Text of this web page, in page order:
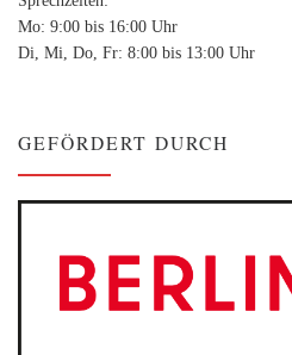
Mo: 9:00 bis 16:00 Uhr
Di, Mi, Do, Fr: 8:00 bis 13:00 Uhr
GEFÖRDERT DURCH